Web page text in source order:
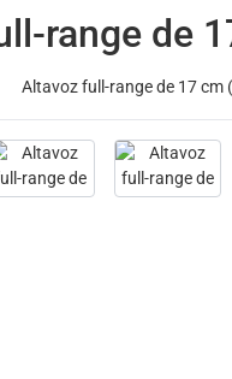
range de